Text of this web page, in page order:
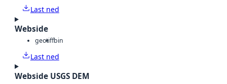
Last ned
Webside
geotiffbin
Last ned
Webside USGS DEM